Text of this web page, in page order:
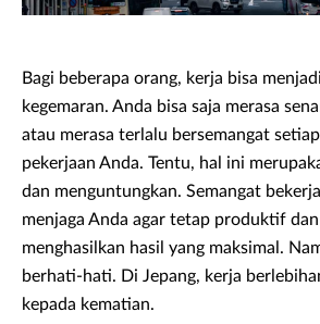
Bagi beberapa orang, kerja bisa
kegemaran. Anda bisa saja merasa
atau merasa terlalu bersemangat
pekerjaan Anda. Tentu, hal ini
dan menguntungkan. Semangat
menjaga Anda agar tetap produktif
menghasilkan hasil yang maksimal.
berhati-hati. Di Jepang, kerja
kepada kematian.